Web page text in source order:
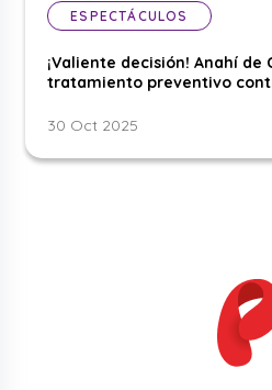
ESPECTÁCULOS
¡Valiente decisión! Anahí de
tratamiento preventivo
30 Oct 2025